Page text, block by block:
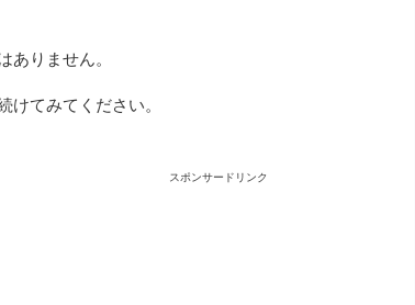
ありません。
けてみてください。
スポンサードリンク